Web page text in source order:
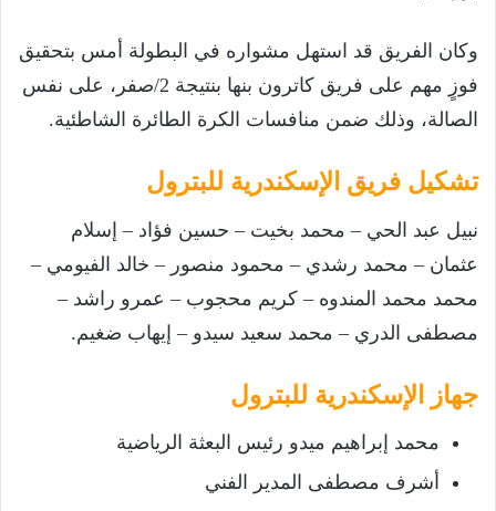
وكان الفريق قد استهل مشواره في البطولة أمس بتحقيق
فوزٍ مهم على فريق كاترون بنها بنتيجة 2/صفر، على نفس
الصالة، وذلك ضمن منافسات الكرة الطائرة الشاطئية.
تشكيل فريق الإسكندرية للبترول
نبيل عبد الحي – محمد بخيت – حسين فؤاد – إسلام
عثمان – محمد رشدي – محمود منصور – خالد الفيومي –
محمد محمد المندوه – كريم محجوب – عمرو راشد –
مصطفى الدري – محمد سعيد سيدو – إيهاب ضغيم.
جهاز الإسكندرية للبترول
محمد إبراهيم ميدو رئيس البعثة الرياضية
أشرف مصطفى المدير الفني